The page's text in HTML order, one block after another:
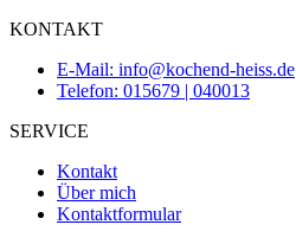
KONTAKT
E-Mail: info@kochend-heiss.de
Telefon: 015679 | 040013
SERVICE
Kontakt
Über mich
Kontaktformular